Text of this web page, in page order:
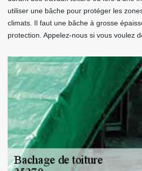
utiliser une bâche pour protéger les
climats. Il faut une bâche à grosse
protection. Appelez-nous si vous voulez